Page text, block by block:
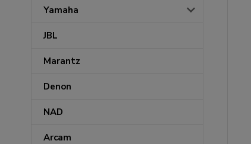
Yamaha
JBL
Marantz
Denon
NAD
Arcam